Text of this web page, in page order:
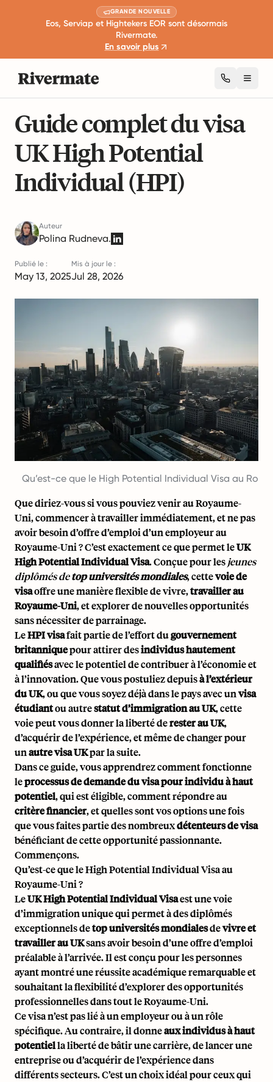
GRANDE NOUVELLE
Eos, Serviap et Hightekers EOR sont désormais
Rivermate.
En savoir plus
Guide complet du visa
UK High Potential
Individual (HPI)
Auteur
Polina Rudneva.
Publié le :
May 13, 2025
Mis à jour le :
Jul 28, 2026
Qu’est-ce que le High Potential Individual Visa au
Que diriez-vous si vous pouviez venir au Royaume-
Uni, commencer à travailler immédiatement, et ne pas
avoir besoin d’offre d’emploi d’un employeur au
Royaume-Uni? C’est exactement ce que permet leUK
High Potential Individual Visa. Conçue pour lesjeunes
diplômés detop universités mondiales, cettevoie de
visaoffre une manière flexible de vivre,travailler au
Royaume-Uni, et explorer de nouvelles opportunités
sans nécessiter de parrainage.
LeHPI visafait partie de l’effort dugouvernement
britanniquepour attirer desindividus hautement
qualifiésavec le potentiel de contribuer à l’économie et
à l’innovation. Que vous postuliez depuisà l’extérieur
du UK, ou que vous soyez déjà dans le pays avec unvisa
étudiantou autrestatut d’immigration au UK, cette
voie peut vous donner la liberté derester au UK,
d’acquérir de l’expérience, et même de changer pour
unautre visa UKpar la suite.
Dans ce guide, vous apprendrez comment fonctionne
leprocessus de demande du visa pour individu à haut
potentiel, qui est éligible, comment répondre au
critère financier, et quelles sont vos options une fois
que vous faites partie des nombreuxdétenteurs de visa
bénéficiant de cette opportunité passionnante.
Commençons.
Qu’est-ce que le High Potential Individual Visa au
Royaume-Uni ?
LeUK High Potential Individual Visaest une voie
d’immigration unique qui permet à des diplômés
exceptionnels detop universités mondialesdevivre et
travailler au UKsans avoir besoin d’une offre d’emploi
préalable à l’arrivée. Il est conçu pour les personnes
ayant montré une réussite académique remarquable et
souhaitant la flexibilité d’explorer des opportunités
professionnelles dans tout le Royaume-Uni.
Ce visa n’est pas lié à un employeur ou à un rôle
spécifique. Au contraire, il donneaux individus à haut
potentiella liberté de bâtir une carrière, de lancer une
entreprise ou d’acquérir de l’expérience dans
différents secteurs. C’est un choix idéal pour ceux qui